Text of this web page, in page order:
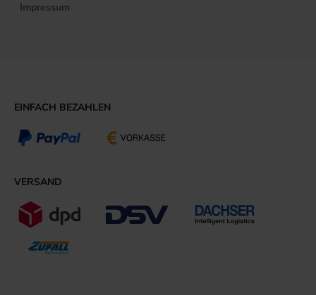
Impressum
EINFACH BEZAHLEN
VERSAND